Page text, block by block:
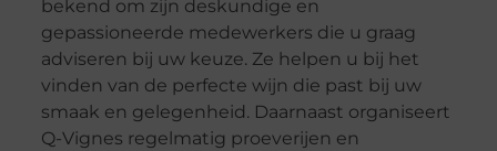
bekend om zijn deskundige en
gepassioneerde medewerkers die u graag
adviseren bij uw keuze. Ze helpen u bij het
vinden van de perfecte wijn die past bij uw
smaak en gelegenheid. Daarnaast organiseert
Q-Vignes regelmatig proeverijen en